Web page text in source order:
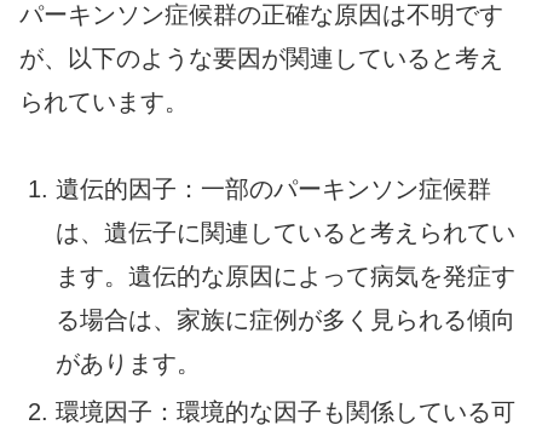
パーキンソン症候群の正確な原因は不明です
が、以下のような要因が関連していると考え
られています。
遺伝的因子：一部のパーキンソン症候群
は、遺伝子に関連していると考えられてい
ます。遺伝的な原因によって病気を発症す
る場合は、家族に症例が多く見られる傾向
があります。
環境因子：環境的な因子も関係している可